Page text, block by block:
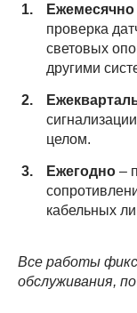
Ежемесячно
проверка
световых
другими
целом.
Ежегодно –
кабельных
Все работы
обслуживания,